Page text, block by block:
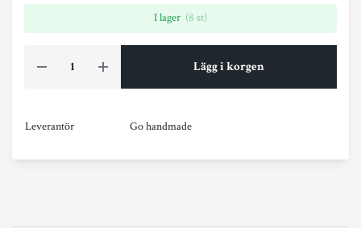
I lager (8 st)
Lägg i korgen
Leverantör Go handmade